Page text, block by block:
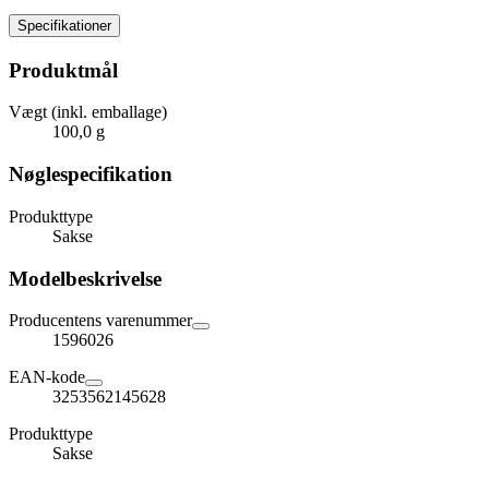
Specifikationer
Produktmål
Vægt (inkl. emballage)
100,0 g
Nøglespecifikation
Produkttype
Sakse
Modelbeskrivelse
Producentens varenummer
1596026
EAN-kode
3253562145628
Produkttype
Sakse